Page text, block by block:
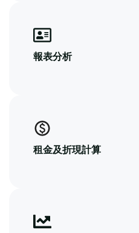
報表分析
租金及折現計算